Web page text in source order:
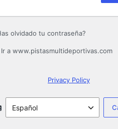
olvidado tu contraseña?
a www.pistasmultideportivas.com
Privacy Policy
Idioma